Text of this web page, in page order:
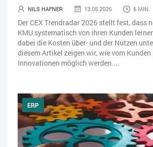
NILS HAFNER 13.05.2026 6 MIN.
Der CEX Trendradar 2026 stellt fest, dass
KMU systematisch von ihren Kunden
dabei die Kosten über- und der Nutzen
diesem Artikel zeigen wir, wie vom
Innovationen möglich werden....
ERP